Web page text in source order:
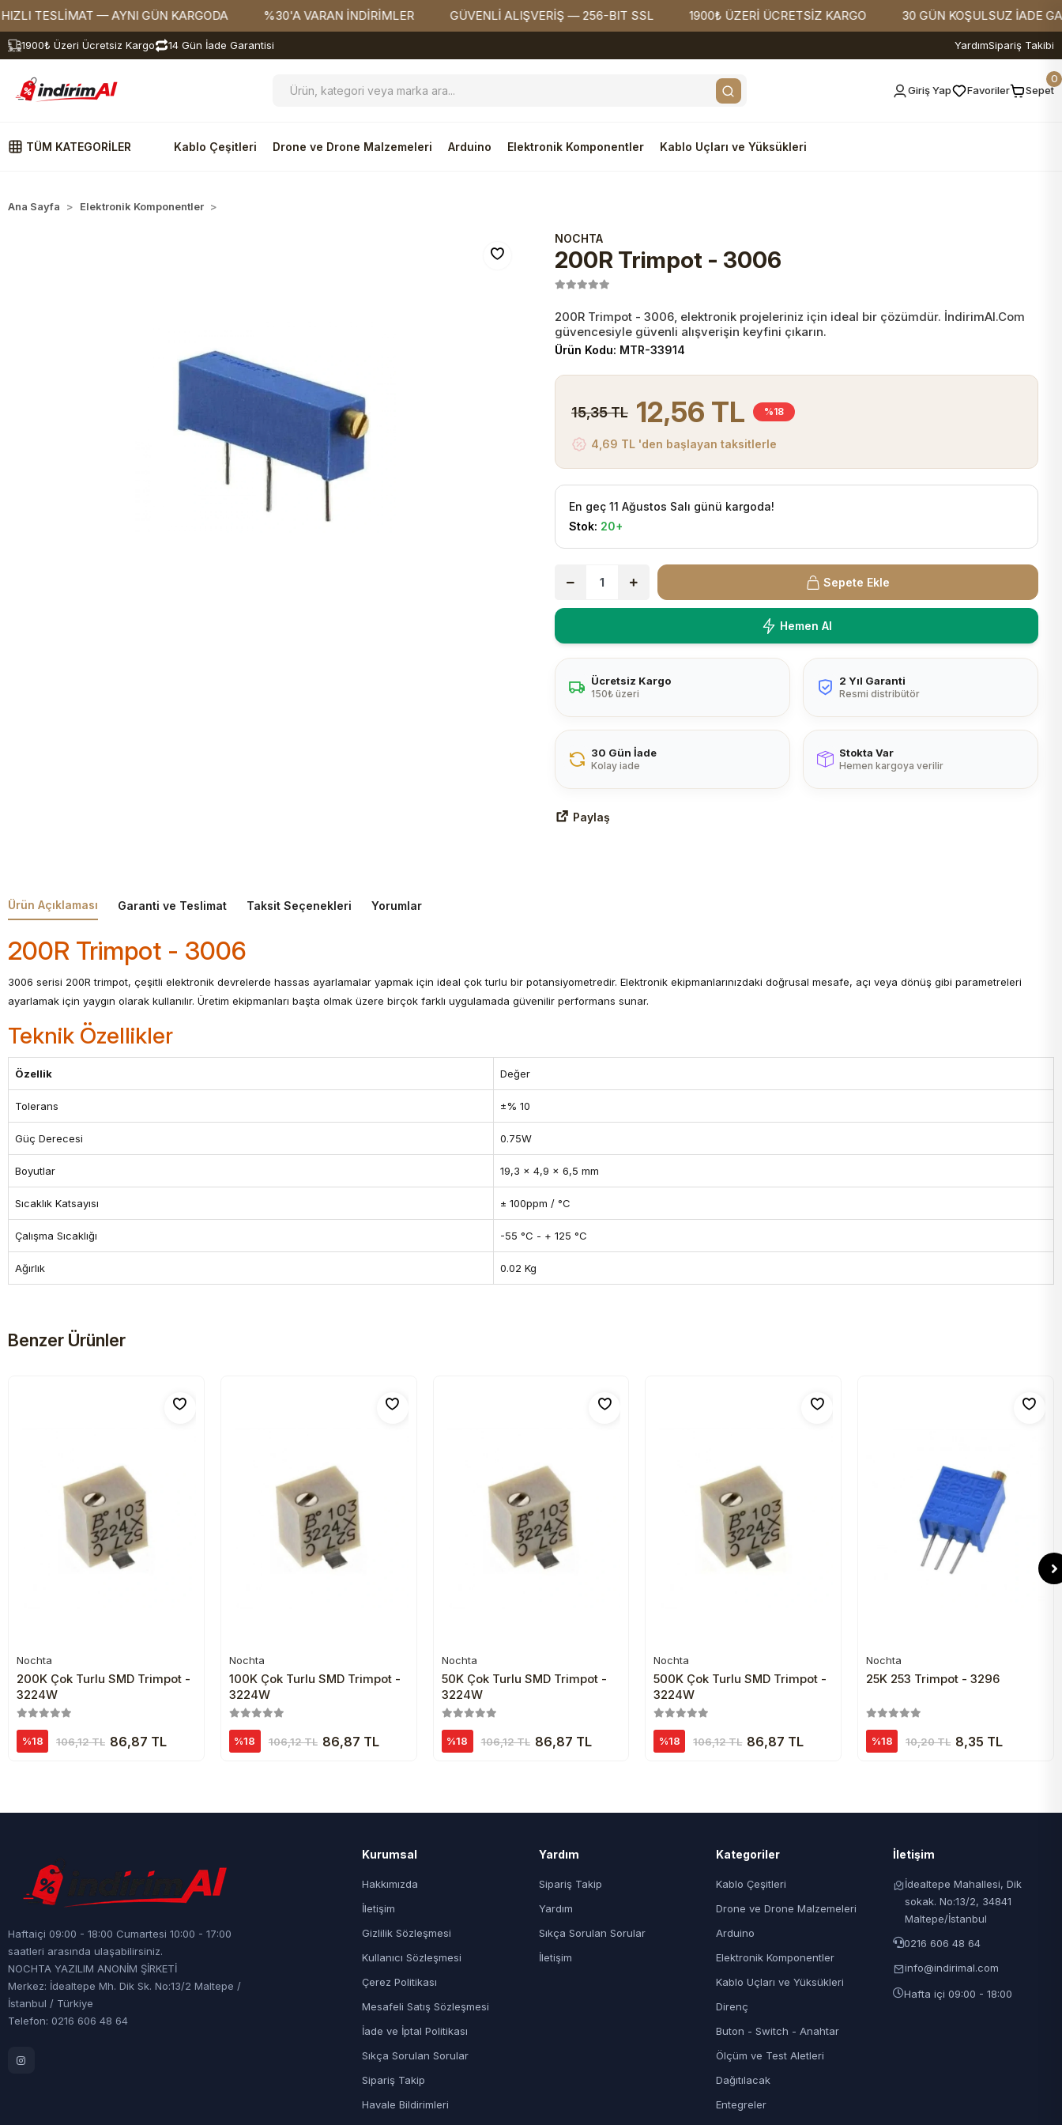
— AYNI GÜN KARGODA %30'A VARAN İNDİRİMLER GÜVENLİ ALIŞVERİŞ — 256-BIT SSL 1900₺ ÜZERİ ÜCRETSİZ KARGO 30 GÜN KOŞULSUZ İADE
1900₺ Üzeri Ücretsiz Kargo 14 Gün İade Garantisi YardımSipariş Takibi
Giriş Yap Favoriler Sepet
0
TÜM KATEGORİLER Kablo Çeşitleri Drone ve Drone Malzemeleri Arduino Elektronik Komponentler Kablo Uçları ve Yüksükleri
Ana Sayfa Elektronik Komponentler
NOCHTA
200R Trimpot - 3006
200R Trimpot - 3006, elektronik projeleriniz için ideal bir çözümdür. İndirimAl.Com
güvencesiyle güvenli alışverişin keyfini çıkarın.
Ürün Kodu: MTR-33914
15,35 TL 12,56 TL %18
4,69 TL 'den başlayan taksitlerle
En geç 11 Ağustos Salı günü kargoda!
Stok: 20+
Sepete Ekle
Hemen Al
Ücretsiz Kargo
150₺ üzeri
2 Yıl Garanti
Resmi distribütör
30 Gün İade
Kolay iade
Stokta Var
Hemen kargoya verilir
Paylaş
Ürün Açıklaması Garanti ve Teslimat Taksit Seçenekleri Yorumlar
200R Trimpot - 3006
3006 serisi 200R trimpot, çeşitli elektronik devrelerde hassas ayarlamalar yapmak için ideal çok turlu bir potansiyometredir. Elektronik ekipmanlarınızdaki doğrusal mesafe, açı veya dönüş gibi parametreleri
ayarlamak için yaygın olarak kullanılır. Üretim ekipmanları başta olmak üzere birçok farklı uygulamada güvenilir performans sunar.
Teknik Özellikler
Özellik Değer
Tolerans ±% 10
Güç Derecesi 0.75W
Boyutlar 19,3 x 4,9 x 6,5 mm
Sıcaklık Katsayısı ± 100ppm / °C
Çalışma Sıcaklığı -55 °C - + 125 °C
Ağırlık 0.02 Kg
Benzer Ürünler
Sepete Ekle
Nochta
200K Çok Turlu SMD Trimpot -
3224W
%18 106,12 TL 86,87 TL
Sepete Ekle
Nochta
100K Çok Turlu SMD Trimpot -
3224W
%18 106,12 TL 86,87 TL
Sepete Ekle
Nochta
50K Çok Turlu SMD Trimpot -
3224W
%18 106,12 TL 86,87 TL
Sepete Ekle
Nochta
500K Çok Turlu SMD Trimpot -
3224W
%18 106,12 TL 86,87 TL
Sepete Ekle
Nochta
25K 253 Trimpot - 3296
%18 10,20 TL 8,35 TL
Haftaiçi 09:00 - 18:00 Cumartesi 10:00 - 17:00
saatleri arasında ulaşabilirsiniz.
NOCHTA YAZILIM ANONİM ŞİRKETİ
Merkez: İdealtepe Mh. Dik Sk. No:13/2 Maltepe /
İstanbul / Türkiye
Telefon: 0216 606 48 64
Kurumsal
Hakkımızda
İletişim
Gizlilik Sözleşmesi
Kullanıcı Sözleşmesi
Çerez Politikası
Mesafeli Satış Sözleşmesi
İade ve İptal Politikası
Sıkça Sorulan Sorular
Sipariş Takip
Havale Bildirimleri
Yardım
Sipariş Takip
Yardım
Sıkça Sorulan Sorular
İletişim
Kategoriler
Kablo Çeşitleri
Drone ve Drone Malzemeleri
Arduino
Elektronik Komponentler
Kablo Uçları ve Yüksükleri
Direnç
Buton - Switch - Anahtar
Ölçüm ve Test Aletleri
Dağıtılacak
Entegreler
İletişim
İdealtepe Mahallesi, Dik
sokak. No:13/2, 34841
Maltepe/İstanbul
0216 606 48 64
info@indirimal.com
Hafta içi 09:00 - 18:00